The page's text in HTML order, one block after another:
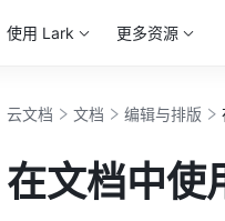
使用 Lark 更多资源
云文档 文档 编辑与排版
在文档中使